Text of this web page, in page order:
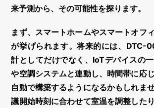
来予測から、その可能性を探ります。
まず、
スマートホームやスマートオフ
が挙げられます。将来的には、DTC-
計としてだけでなく、IoTデバイスの
や空調システムと連動し、時間帯に応
自動で構築するようになるかもしれま
議開始時刻に合わせて室温を調整した